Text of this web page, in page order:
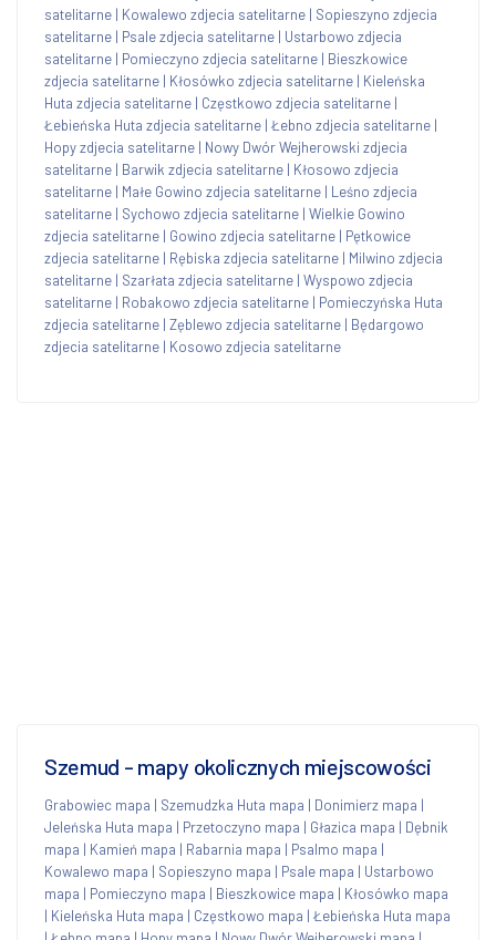
satelitarne | Kowalewo zdjecia satelitarne | Sopieszyno zdjecia
satelitarne | Psale zdjecia satelitarne | Ustarbowo zdjecia
satelitarne | Pomieczyno zdjecia satelitarne | Bieszkowice
zdjecia satelitarne | Kłosówko zdjecia satelitarne | Kieleńska
Huta zdjecia satelitarne | Częstkowo zdjecia satelitarne |
Łebieńska Huta zdjecia satelitarne | Łebno zdjecia satelitarne |
Hopy zdjecia satelitarne | Nowy Dwór Wejherowski zdjecia
satelitarne | Barwik zdjecia satelitarne | Kłosowo zdjecia
satelitarne | Małe Gowino zdjecia satelitarne | Leśno zdjecia
satelitarne | Sychowo zdjecia satelitarne | Wielkie Gowino
zdjecia satelitarne | Gowino zdjecia satelitarne | Pętkowice
zdjecia satelitarne | Rębiska zdjecia satelitarne | Milwino zdjecia
satelitarne | Szarłata zdjecia satelitarne | Wyspowo zdjecia
satelitarne | Robakowo zdjecia satelitarne | Pomieczyńska Huta
zdjecia satelitarne | Zęblewo zdjecia satelitarne | Będargowo
zdjecia satelitarne | Kosowo zdjecia satelitarne
Szemud - mapy okolicznych miejscowości
Grabowiec mapa | Szemudzka Huta mapa | Donimierz mapa |
Jeleńska Huta mapa | Przetoczyno mapa | Głazica mapa | Dębnik
mapa | Kamień mapa | Rabarnia mapa | Psalmo mapa |
Kowalewo mapa | Sopieszyno mapa | Psale mapa | Ustarbowo
mapa | Pomieczyno mapa | Bieszkowice mapa | Kłosówko mapa
| Kieleńska Huta mapa | Częstkowo mapa | Łebieńska Huta mapa